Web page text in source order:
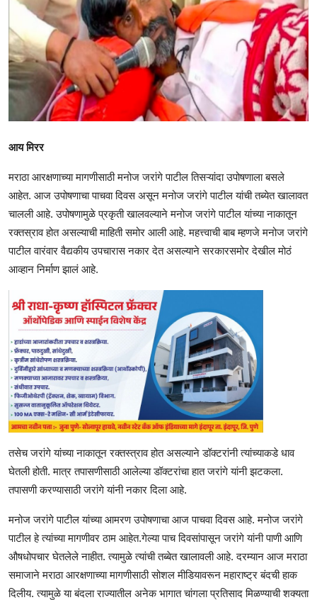
आय मिरर
मराठा आरक्षणाच्या मागणीसाठी मनोज जरांगे पाटील तिसऱ्यांदा उपोषणाला बसले
आहेत. आज उपोषणाचा पाचवा दिवस असून मनोज जरांगे पाटील यांची तब्येत खालावत
चालली आहे. उपोषणामुळे प्रकृती खालवल्याने मनोज जरांगे पाटील यांच्या नाकातून
रक्तस्राव होत असल्याची माहिती समोर आली आहे. महत्त्वाची बाब म्हणजे मनोज जरांगे
पाटील वारंवार वैद्यकीय उपचारास नकार देत असल्याने सरकारसमोर देखील मोठं
आव्हान निर्माण झालं आहे.
तसेच जरांगे यांच्या नाकातून रक्तस्त्राव होत असल्याने डॉक्टरांनी त्यांच्याकडे धाव
घेतली होती. मात्र तपासणीसाठी आलेल्या डॉक्टरांचा हात जरांगे यांनी झटकला.
तपासणी करण्यासाठी जरांगे यांनी नकार दिला आहे.
मनोज जरांगे पाटील यांच्या आमरण उपोषणाचा आज पाचवा दिवस आहे. मनोज जरांगे
पाटील हे त्यांच्या मागणीवर ठाम आहेत.गेल्या पाच दिवसांपासून जरांगे यांनी पाणी आणि
औषधोपचार घेतलेले नाहीत. त्यामुळे त्यांची तब्बेत खालावली आहे. दरम्यान आज मराठा
समाजाने मराठा आरक्षणाच्या मागणीसाठी सोशल मीडियावरून महाराष्ट्र बंदची हाक
दिलीय. त्यामुळे या बंदला राज्यातील अनेक भागात चांगला प्रतिसाद मिळण्याची शक्यता